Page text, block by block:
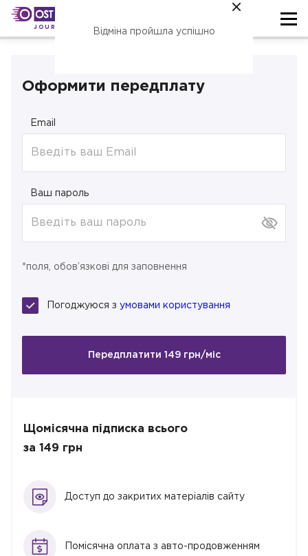
JOURNAL
Оформити передплату
Email
Ваш пароль
*поля, обов’язкові для заповнення
Погоджуюся з умовами користування
Передплатити 149 грн/міс
Щомісячна підписка всього
за 149 грн
Доступ до закритих матеріалів сайту
Помісячна оплата з авто-продовженням
Відміна пройшла успішно